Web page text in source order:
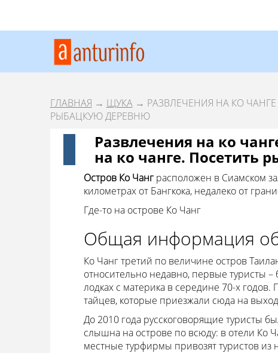
ГЛАВНАЯ → ЩУКА → РАЗВЛЕЧЕНИЯ НА КО
РЫБАЦКУЮ ДЕРЕВНЮ
Развлечения на ко
на ко чанге. Посетить
Остров Ко Чанг расположен в Сиамском
километрах от Бангкока, недалеко от
Где-то на острове Ко Чанг
Общая информация
Ко Чанг третий по величине остров
относительно недавно, первые туристы
лодках с материка в середине 70-х
тайцев, которые приезжали сюда на
До 2010 года русскоговорящие туристы
слышна на острове по всюду: в отели Ко
местные турфирмы привозят туристов из